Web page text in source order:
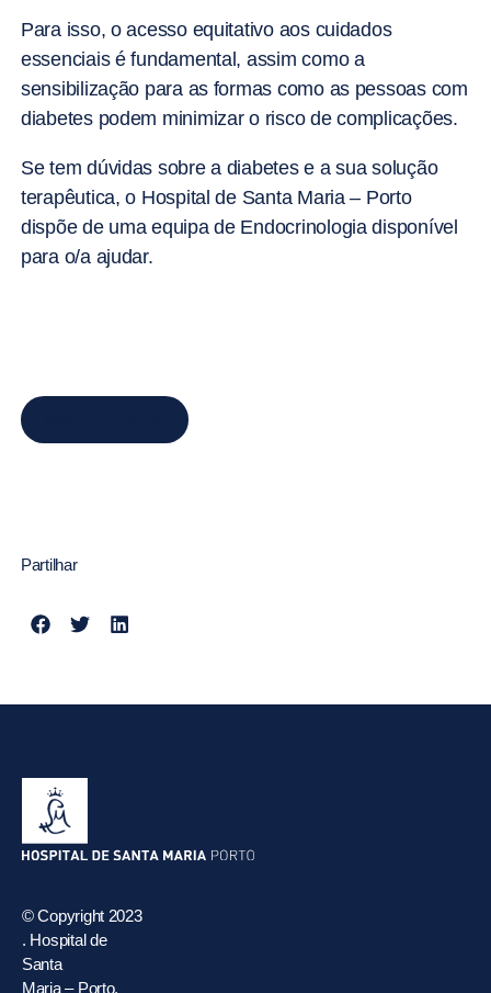
Para isso, o acesso equitativo aos cuidados
essenciais é fundamental, assim como a
sensibilização para as formas como as pessoas com
diabetes podem minimizar o risco de complicações.
Se tem dúvidas sobre a diabetes e a sua solução
terapêutica, o Hospital de Santa Maria – Porto
dispõe de uma equipa de Endocrinologia disponível
para o/a ajudar.
Partilhar
© Copyright 2023
. Hospital de
Santa
Maria – Porto,